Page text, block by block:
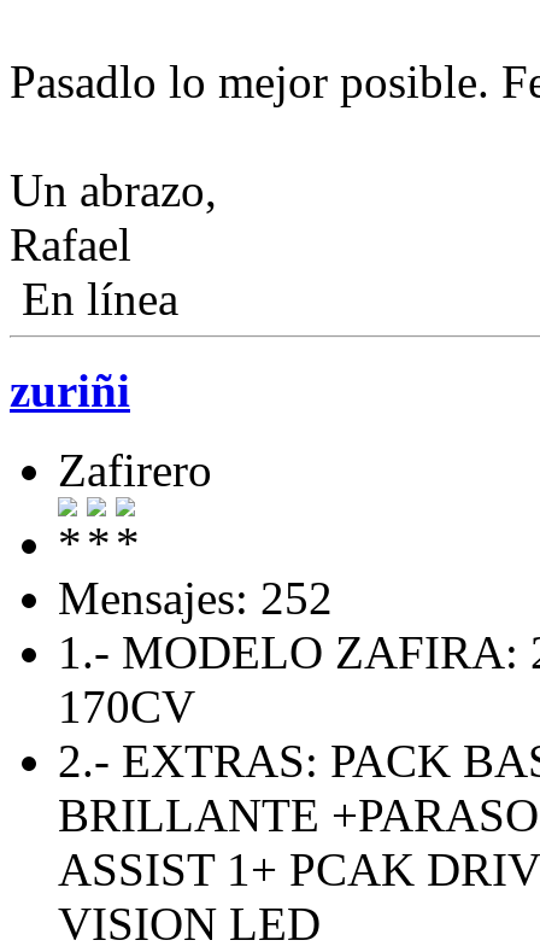
Pasadlo lo mejor posible.
Un abrazo,
Rafael
En línea
zuriñi
Zafirero
Mensajes: 252
1.- MODELO ZAFIRA:
170CV
2.- EXTRAS: PACK
BRILLANTE
ASSIST 1+ PCAK
VISION LED